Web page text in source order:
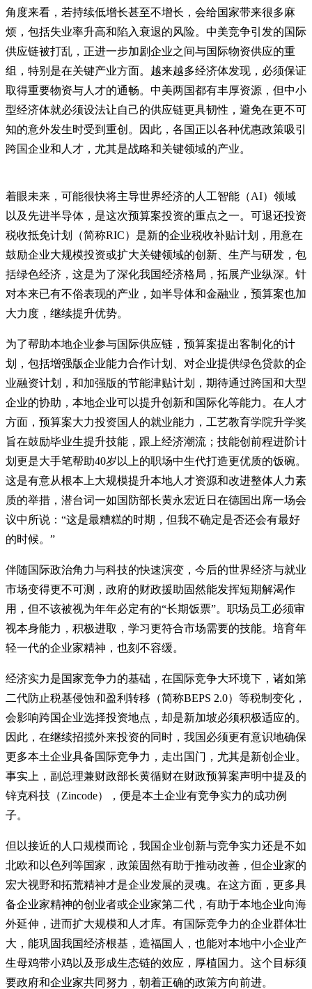
角度来看，若持续低增长甚至不增长，会给国家带来很多麻
烦，包括失业率升高和陷入衰退的风险。中美竞争引发的国际
供应链被打乱，正进一步加剧企业之间与国际物资供应的重
组，特别是在关键产业方面。越来越多经济体发现，必须保证
取得重要物资与人才的通畅。中美两国都有丰厚资源，但中小
型经济体就必须设法让自己的供应链更具韧性，避免在更不可
知的意外发生时受到重创。因此，各国正以各种优惠政策吸引
跨国企业和人才，尤其是战略和关键领域的产业。
着眼未来，可能很快将主导世界经济的人工智能（AI）领域
以及先进半导体，是这次预算案投资的重点之一。可退还投资
税收抵免计划（简称RIC）是新的企业税收补贴计划，用意在
鼓励企业大规模投资或扩大关键领域的创新、生产与研发，包
括绿色经济，这是为了深化我国经济格局，拓展产业纵深。针
对本来已有不俗表现的产业，如半导体和金融业，预算案也加
大力度，继续提升优势。
为了帮助本地企业参与国际供应链，预算案提出客制化的计
划，包括增强版企业能力合作计划、对企业提供绿色贷款的企
业融资计划，和加强版的节能津贴计划，期待通过跨国和大型
企业的协助，本地企业可以提升创新和国际化等能力。在人才
方面，预算案大力投资国人的就业能力，工艺教育学院升学奖
旨在鼓励毕业生提升技能，跟上经济潮流；技能创前程进阶计
划更是大手笔帮助40岁以上的职场中生代打造更优质的饭碗。
这是有意从根本上大规模提升本地人才资源和改进整体人力素
质的举措，潜台词一如国防部长黄永宏近日在德国出席一场会
议中所说：“这是最糟糕的时期，但我不确定是否还会有最好
的时候。”
伴随国际政治角力与科技的快速演变，今后的世界经济与就业
市场变得更不可测，政府的财政援助固然能发挥短期解渴作
用，但不该被视为年年必定有的“长期饭票”。职场员工必须审
视本身能力，积极进取，学习更符合市场需要的技能。培育年
轻一代的企业家精神，也刻不容缓。
经济实力是国家竞争力的基础，在国际竞争大环境下，诸如第
二代防止税基侵蚀和盈利转移（简称BEPS 2.0）等税制变化，
会影响跨国企业选择投资地点，却是新加坡必须积极适应的。
因此，在继续招揽外来投资的同时，我国必须更有意识地确保
更多本土企业具备国际竞争力，走出国门，尤其是新创企业。
事实上，副总理兼财政部长黄循财在财政预算案声明中提及的
锌克科技（Zincode），便是本土企业有竞争实力的成功例
子。
但以接近的人口规模而论，我国企业创新与竞争实力还是不如
北欧和以色列等国家，政策固然有助于推动改善，但企业家的
宏大视野和拓荒精神才是企业发展的灵魂。在这方面，更多具
备企业家精神的创业者或企业家第二代，有助于本地企业向海
外延伸，进而扩大规模和人才库。有国际竞争力的企业群体壮
大，能巩固我国经济根基，造福国人，也能对本地中小企业产
生母鸡带小鸡以及形成生态链的效应，厚植国力。这个目标须
要政府和企业家共同努力，朝着正确的政策方向前进。